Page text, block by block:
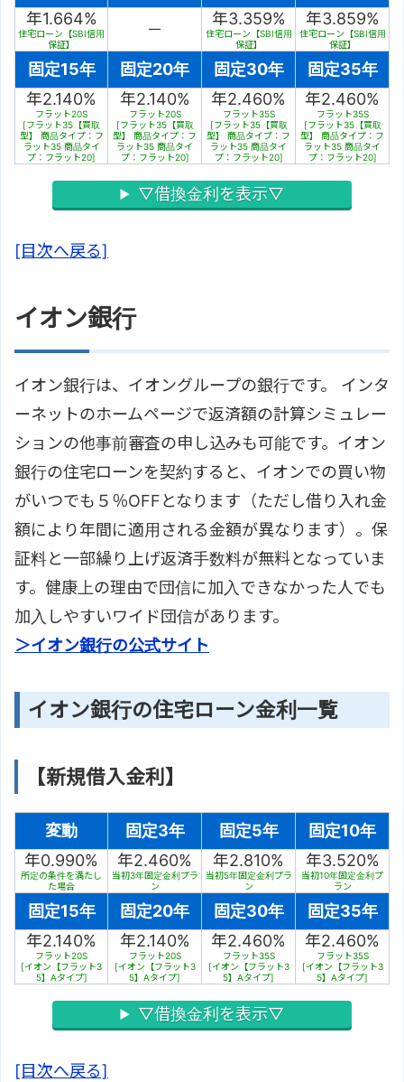
年1.664%
住宅ローン【SBI信用
保証】
－
年3.359%
住宅ローン【SBI信用
保証】
年3.859%
住宅ローン【SBI信用
保証】
固定15年 固定20年 固定30年
固定35年
年2.140%
フラット20S
[フラット35【買取
型】 商品タイプ：フ
ラット35 商品タイ
プ：フラット20]
年2.140%
フラット20S
[フラット35【買取
型】 商品タイプ：フ
ラット35 商品タイ
プ：フラット20]
年2.460%
フラット35S
[フラット35【買取
型】 商品タイプ：フ
ラット35 商品タイ
プ：フラット20]
年2.460%
フラット35S
[フラット35【買取
型】 商品タイプ：フ
ラット35 商品タイ
プ：フラット20]
▽借換金利を表示▽
[目次へ戻る]
イオン銀行
イオン銀行は、イオングループの銀行です。 インタ
ーネットのホームページで返済額の計算シミュレー
ションの他事前審査の申し込みも可能です。イオン
銀行の住宅ローンを契約すると、イオンでの買い物
がいつでも５％OFFとなります（ただし借り入れ金
額により年間に適用される金額が異なります）。保
証料と一部繰り上げ返済手数料が無料となっていま
す。健康上の理由で団信に加入できなかった人でも
加入しやすいワイド団信があります。
＞イオン銀行の公式サイト
イオン銀行の住宅ローン金利一覧
【新規借入金利】
変動 固定3年 固定5年
固定10年
年0.990%
所定の条件を満たし
た場合
年2.460%
当初3年固定金利プラ
ン
年2.810%
当初5年固定金利プラ
ン
年3.520%
当初10年固定金利プ
ラン
固定15年 固定20年 固定30年
固定35年
年2.140%
フラット20S
[イオン【フラット3
5】Aタイプ]
年2.140%
フラット20S
[イオン【フラット3
5】Aタイプ]
年2.460%
フラット35S
[イオン【フラット3
5】Aタイプ]
年2.460%
フラット35S
[イオン【フラット3
5】Aタイプ]
▽借換金利を表示▽
[目次へ戻る]